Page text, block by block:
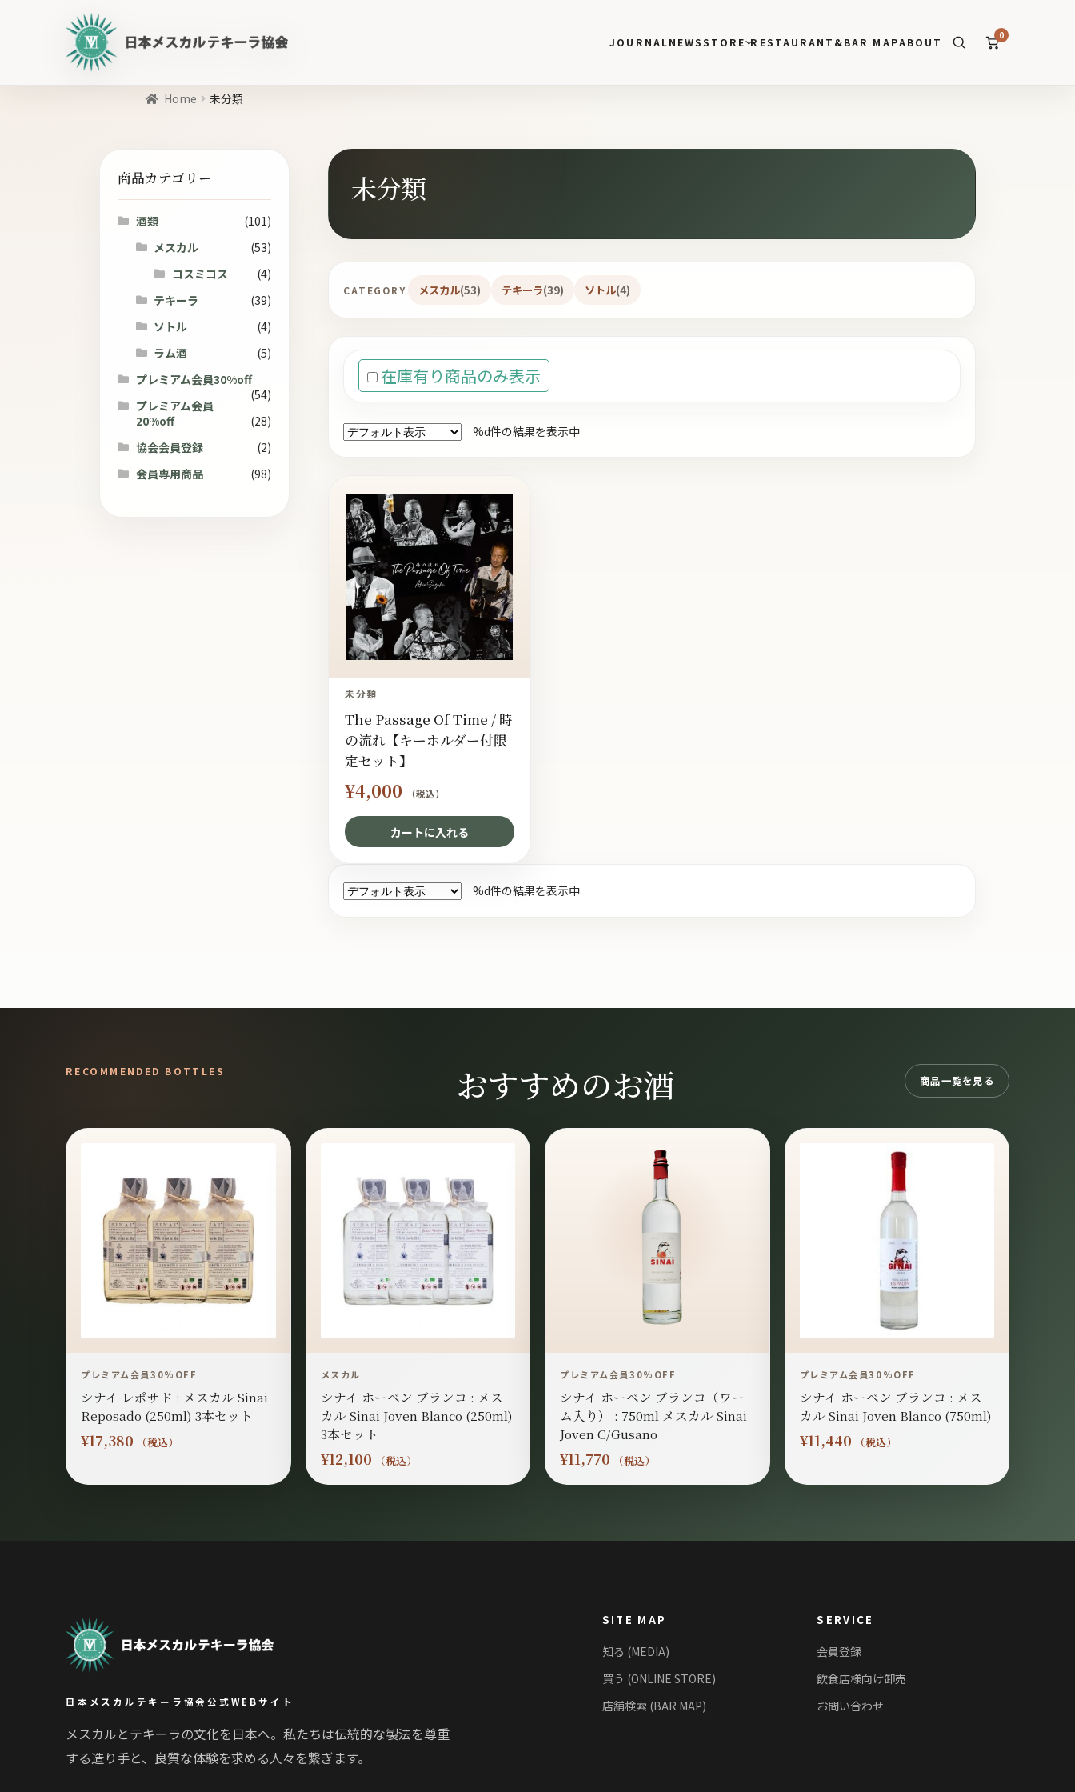
本
カ
ー
ラ
会
式
WEB
サ
ト
JOURNALNEWSSTORE RESTAURANT&BAR MAPABOUT
0
Home 未分類
未分類
CATEGORY メスカル(53) テキーラ(39) ソトル(4)
在庫有り商品のみ表示
%d件の結果を表示中
未分類
The Passage Of Time / 時
の流れ【キーホルダー付限
定セット】
¥4,000 （税込）
カートに入れる
%d件の結果を表示中
商品カテゴリー
酒類
(101)
メスカル
(53)
コスミコス
(4)
テキーラ
(39)
ソトル
(4)
ラム酒
(5)
プレミアム会員30%off
(54)
プレミアム会員
20%off
(28)
協会会員登録
(2)
会員専用商品
(98)
RECOMMENDED BOTTLES おすすめのお酒 商品一覧を見る
プレミアム会員30%OFF
シナイ レポサド : メスカル Sinai
Reposado (250ml) 3本セット
¥17,380 （税込）
メスカル
シナイ ホーベン ブランコ : メス
カル Sinai Joven Blanco (250ml)
3本セット
¥12,100 （税込）
プレミアム会員30%OFF
シナイ ホーベン ブランコ（ワー
ム入り） : 750ml メスカル Sinai
Joven C/Gusano
¥11,770 （税込）
プレミアム会員30%OFF
シナイ ホーベン ブランコ : メス
カル Sinai Joven Blanco (750ml)
¥11,440 （税込）
日本メスカルテキーラ協会公式WEBサイト
メスカルとテキーラの文化を日本へ。私たちは伝統的な製法を尊重
する造り手と、良質な体験を求める人々を繋ぎます。
SITE MAP
知る (MEDIA)
買う (ONLINE STORE)
店舗検索 (BAR MAP)
SERVICE
会員登録
飲食店様向け卸売
お問い合わせ